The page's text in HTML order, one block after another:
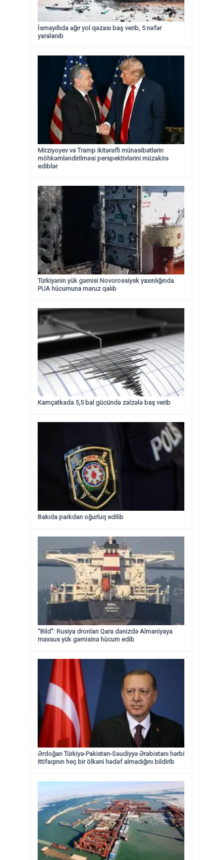
İsmayıllıda ağır yol qəzası baş verib, 5 nəfər
yaralanıb
Mirziyoyev və Tramp ikitərəfli münasibətlərin
möhkəmləndirilməsi perspektivlərini müzakirə
ediblər
Türkiyənin yük gəmisi Novorossiysk yaxınlığında
PUA hücumuna məruz qalıb
Kamçatkada 5,5 bal gücündə zəlzələ baş verib
Bakıda parkdan oğurluq edilib
“Bild”: Rusiya dronları Qara dənizdə Almaniyaya
məxsus yük gəmisinə hücum edib
Ərdoğan Türkiyə-Pakistan-Səudiyyə Ərəbistanı hərbi
ittifaqının heç bir ölkəni hədəf almadığını bildirib